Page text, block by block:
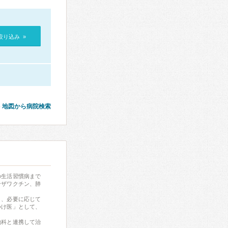
り込み »
地図から病院検索
活習慣病まで
ワクチン、肺
必要に応じて
医」として、
と連携して治